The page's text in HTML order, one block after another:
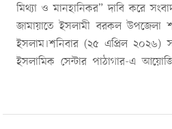
মিথ্যা ও মানহানিকর” দাবি করে
জামায়াতে ইসলামী বরকল উপজেলা
ইসলাম।শনিবার (২৫ এপ্রিল ২০২৬)
ইসলামিক সেন্টার পাঠাগার-এ
গণমাধ্যম ও একটি বেসরকারি